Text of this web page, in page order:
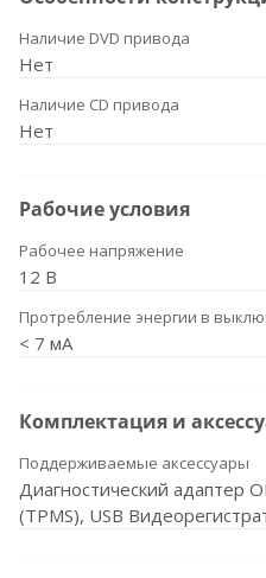
Наличие DVD привода
Нет
Наличие CD привода
Нет
Рабочие условия
Рабочее напряжение
12 В
Протребление энергии в
< 7 мА
Комплектация и
Поддерживаемые аксессуары
Диагностический адаптер
(TPMS), USB